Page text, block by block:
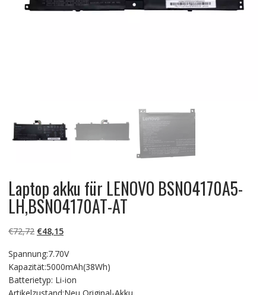
Laptop akku für LENOVO BSNO4170A5-
LH,BSNO4170AT-AT
€72,72 Ursprünglicher
war:
€72,72
€48,15Aktueller
ist:
€48,15.
Spannung:7.70V
Kapazität:5000mAh(38Wh)
Batterietyp: Li-ion
Artikelzustand:Neu Original-Akku